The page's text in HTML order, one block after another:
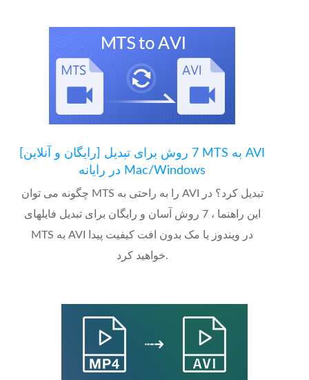
در رایانه Mac/Windows
چگونه می توان MTS را به راحتی به AVI تبدیل کرد؟ در
این راهنما ، 7 روش آسان و رایگان برای تبدیل فایلهای
MTS به AVI در ویندوز یا مک بدون افت کیفیت پیدا
خواهید کرد.